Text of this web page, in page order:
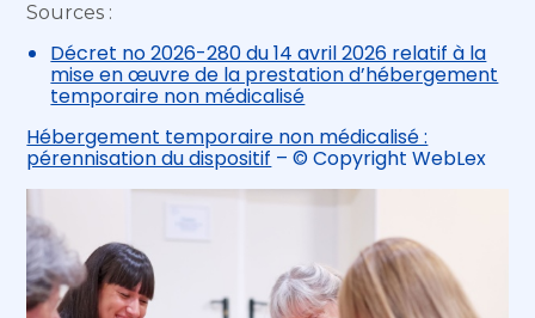
Sources :
Décret no 2026-280 du 14 avril 2026 relatif à la
mise en œuvre de la prestation d’hébergement
temporaire non médicalisé
Hébergement temporaire non médicalisé :
pérennisation du dispositif – © Copyright WebLex